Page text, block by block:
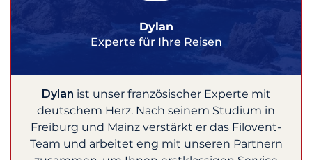
Dylan
Experte für Ihre Reisen
Dylan ist unser französischer Experte mit
deutschem Herz. Nach seinem Studium in
Freiburg und Mainz verstärkt er das Filovent-
Team und arbeitet eng mit unseren Partnern